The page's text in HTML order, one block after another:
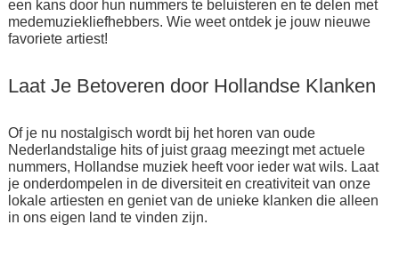
een kans door hun nummers te beluisteren en te delen met
medemuziekliefhebbers. Wie weet ontdek je jouw nieuwe
favoriete artiest!
Laat Je Betoveren door Hollandse Klanken
Of je nu nostalgisch wordt bij het horen van oude
Nederlandstalige hits of juist graag meezingt met actuele
nummers, Hollandse muziek heeft voor ieder wat wils. Laat
je onderdompelen in de diversiteit en creativiteit van onze
lokale artiesten en geniet van de unieke klanken die alleen
in ons eigen land te vinden zijn.